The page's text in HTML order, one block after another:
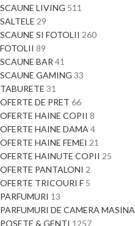
SCAUNE LIVING 511
SALTELE 29
SCAUNE SI FOTOLII 260
FOTOLII 89
SCAUNE BAR 41
SCAUNE GAMING 33
TABURETE 31
OFERTE DE PRET 66
OFERTE HAINE COPII 8
OFERTE HAINE DAMA 4
OFERTE HAINE FEMEI 21
OFERTE HAINUTE COPII 25
OFERTE PANTALONI 2
OFERTE TRICOURI F 5
PARFUMURI 13
PARFUMURI DE CAMERA MASINA
POSETE & GENTI 1257